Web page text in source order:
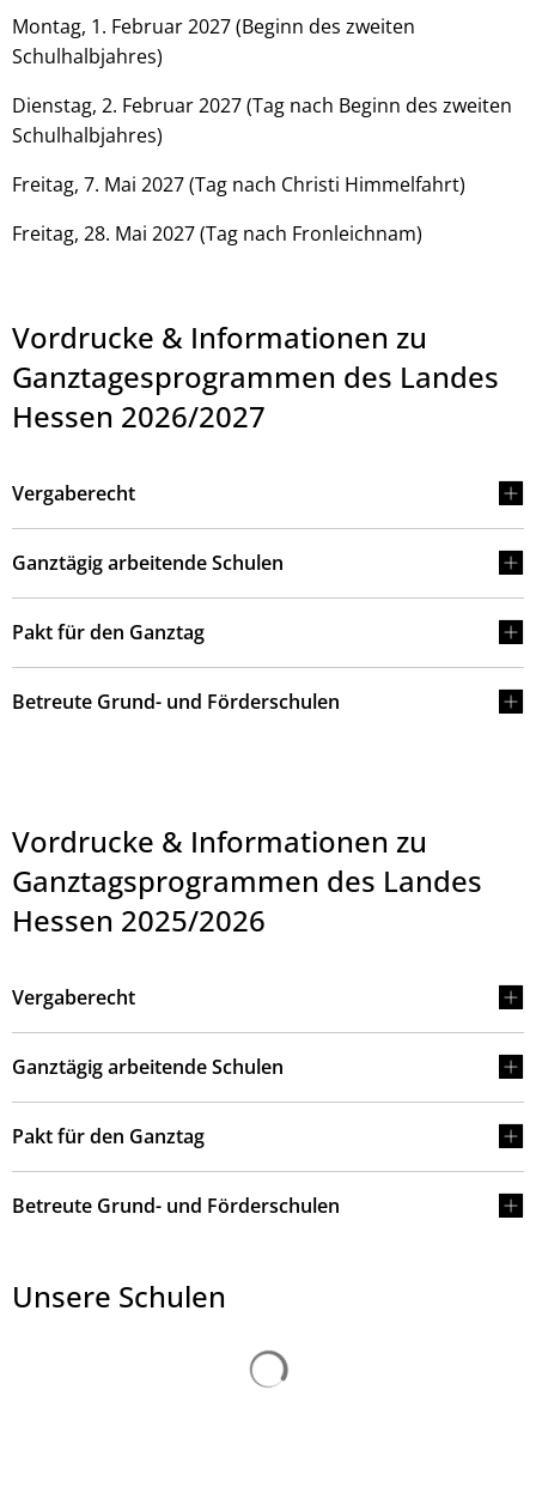
Montag, 1. Februar 2027 (Beginn des zweiten
Schulhalbjahres)
Dienstag, 2. Februar 2027 (Tag nach Beginn des zweiten
Schulhalbjahres)
Freitag, 7. Mai 2027 (Tag nach Christi Himmelfahrt)
Freitag, 28. Mai 2027 (Tag nach Fronleichnam)
Vordrucke & Informationen zu
Ganztagesprogrammen des Landes
Hessen 2026/2027
Vergaberecht
Ganztägig arbeitende Schulen
Pakt für den Ganztag
Betreute Grund- und Förderschulen
Vordrucke & Informationen zu
Ganztagsprogrammen des Landes
Hessen 2025/2026
Vergaberecht
Ganztägig arbeitende Schulen
Pakt für den Ganztag
Betreute Grund- und Förderschulen
Unsere Schulen